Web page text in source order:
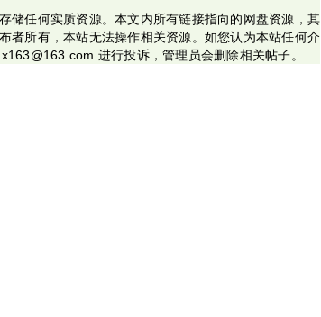
储任何实质资源。本文内所有链接指向的网盘资源，其
者所有，本站无法操作相关资源。如您认为本站任何介
进行投诉，管理员会删除相关帖子。